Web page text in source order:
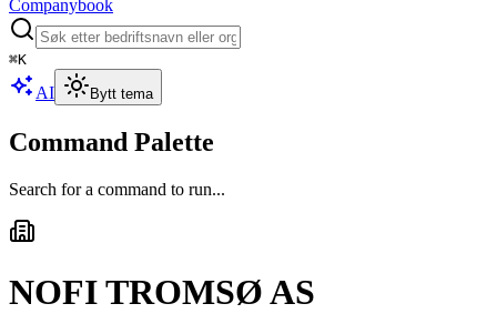
Companybook
⌘K
AI Bytt tema
Command Palette
Search for a command to run...
NOFI TROMSØ AS